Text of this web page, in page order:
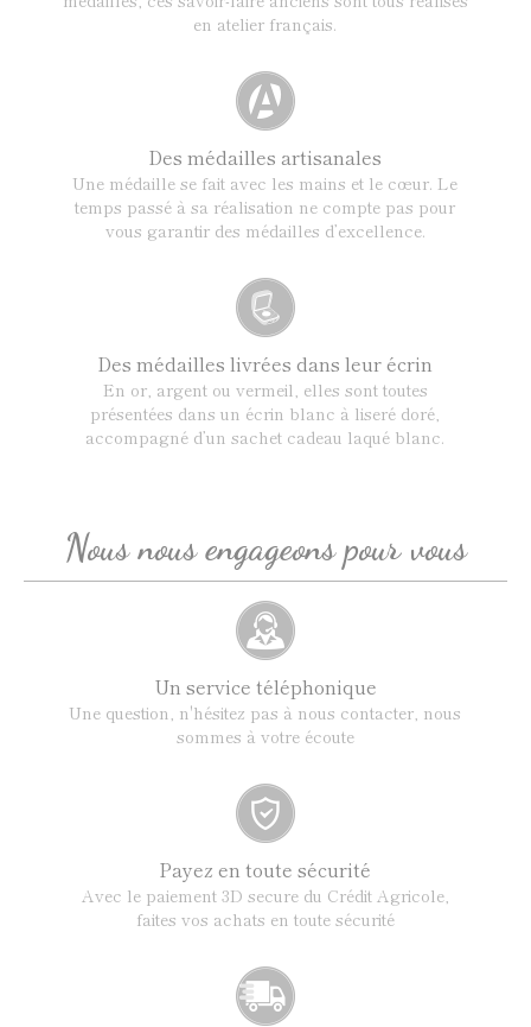
en atelier français.
Des médailles artisanales
Une médaille se fait avec les mains et le cœur. Le
temps passé à sa réalisation ne compte pas pour
vous garantir des médailles d’excellence.
Des médailles livrées dans leur écrin
En or, argent ou vermeil, elles sont toutes
présentées dans un écrin blanc à liseré doré,
accompagné d’un sachet cadeau laqué blanc.
Nous nous engageons pour vous
Un service téléphonique
Une question, n'hésitez pas à nous contacter, nous
sommes à votre écoute
Payez en toute sécurité
Avec le paiement 3D secure du Crédit Agricole,
faites vos achats en toute sécurité